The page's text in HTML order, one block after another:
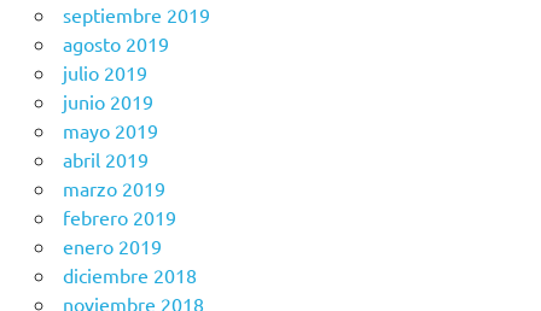
septiembre 2019
agosto 2019
julio 2019
junio 2019
mayo 2019
abril 2019
marzo 2019
febrero 2019
enero 2019
diciembre 2018
noviembre 2018